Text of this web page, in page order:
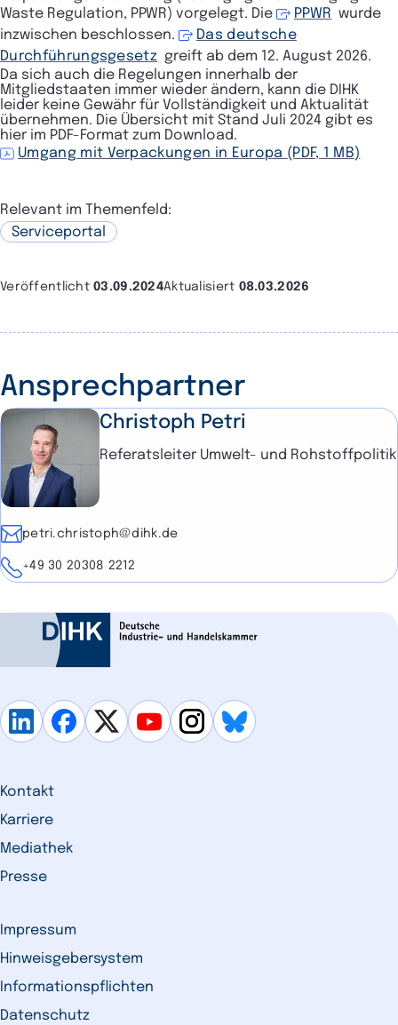
Waste Regulation, PPWR) vorgelegt. Die
PPWR wurde
inzwischen beschlossen.
Das deutsche
Durchführungsgesetz greift ab dem 12. August 2026.
Da sich auch die Regelungen innerhalb der
Mitgliedstaaten immer wieder ändern, kann die DIHK
leider keine Gewähr für Vollständigkeit und Aktualität
übernehmen. Die Übersicht mit Stand Juli 2024 gibt es
hier im PDF-Format zum Download.
Umgang mit Verpackungen in Europa (PDF, 1 MB)
Relevant im Themenfeld:
Serviceportal
Veröffentlicht03.09.2024Aktualisiert 08.03.2026
Ansprechpartner
Christoph Petri
Referatsleiter Umwelt- und Rohstoffpolitik
E-Mailpetri.christoph@dihk.de
Telefon
+49 30 20308 2212
Kontakt
Karriere
Mediathek
Presse
Impressum
Hinweisgebersystem
Informationspflichten
Datenschutz